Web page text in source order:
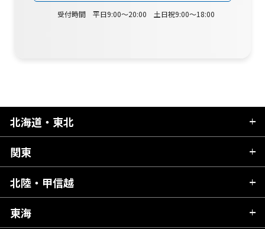
受付時間 平日9:00～20:00 土日祝9:00～18:00
北海道・東北
北海道
青森県
秋田県
関東
茨城県
栃木県
北陸・甲信越
新潟県
東海